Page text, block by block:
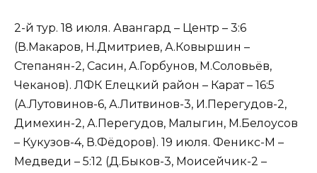
2-й тур. 18 июля. Авангард – Центр – 3:6
(В.Макаров, Н.Дмитриев, А.Ковыршин –
Степанян-2, Сасин, А.Горбунов, М.Соловьёв,
Чеканов). ЛФК Елецкий район – Карат – 16:5
(А.Лутовинов-6, А.Литвинов-3, И.Перегудов-2,
Димехин-2, А.Перегудов, Малыгин, М.Белоусов
– Кукузов-4, В.Фёдоров). 19 июля. Феникс-М –
Медведи – 5:12 (Д.Быков-3, Моисейчик-2 –